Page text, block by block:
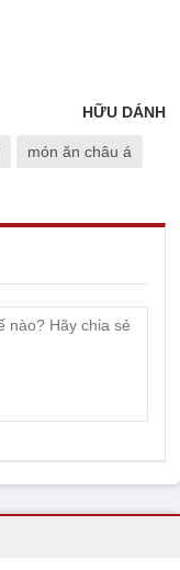
HỮU DÁNH
món ăn châu á